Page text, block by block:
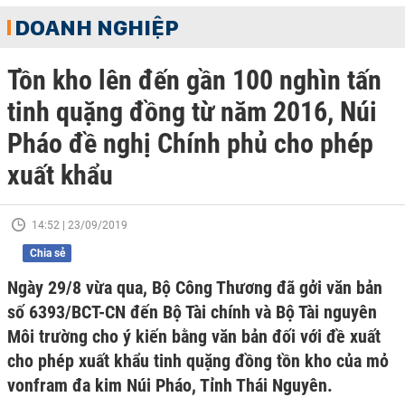
DOANH NGHIỆP
Tồn kho lên đến gần 100 nghìn tấn
tinh quặng đồng từ năm 2016, Núi
Pháo đề nghị Chính phủ cho phép
xuất khẩu
14:52 | 23/09/2019
Chia sẻ
Ngày 29/8 vừa qua, Bộ Công Thương đã gởi văn bản
số 6393/BCT-CN đến Bộ Tài chính và Bộ Tài nguyên
Môi trường cho ý kiến bằng văn bản đối với đề xuất
cho phép xuất khẩu tinh quặng đồng tồn kho của mỏ
vonfram đa kim Núi Pháo, Tỉnh Thái Nguyên.